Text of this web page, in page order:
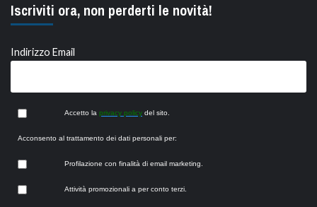
Iscriviti ora, non perderti le novità!
Indirizzo Email
Accetto la privacy policy del sito.
Acconsento al trattamento dei dati personali per:
Profilazione con finalità di email marketing.
Attività promozionali a per conto terzi.